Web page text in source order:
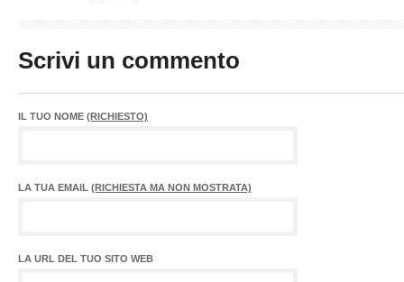
Scrivi un commento
IL TUO NOME (RICHIESTO)
LA TUA EMAIL (RICHIESTA MA NON MOSTRATA)
LA URL DEL TUO SITO WEB